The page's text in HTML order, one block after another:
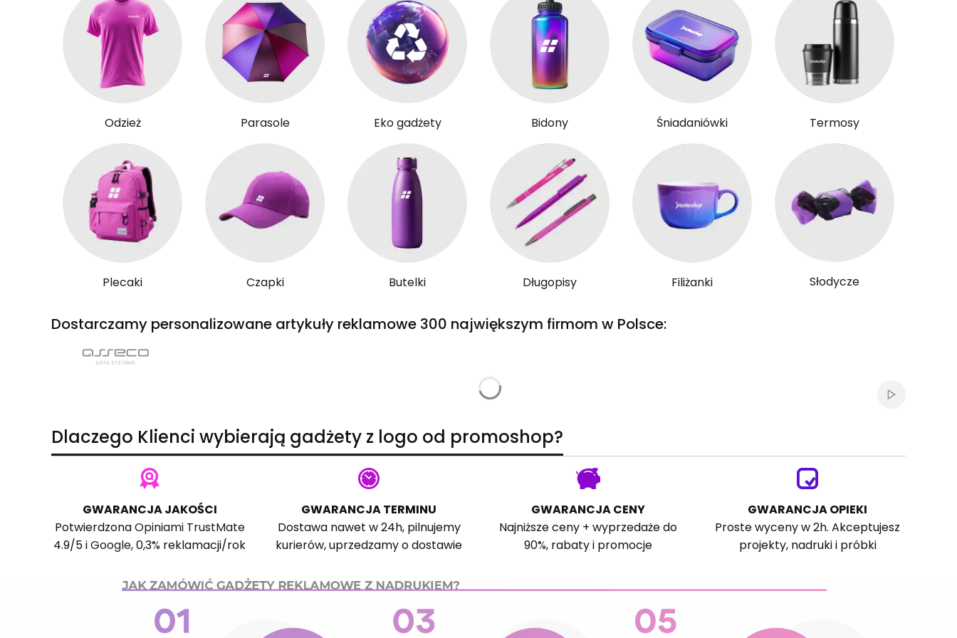
Odzież Parasole Eko gadżety Bidony Śniadaniówki Termosy
Plecaki Czapki Butelki Długopisy Filiżanki Słodycze
Dostarczamy personalizowane artykuły reklamowe 300 największym firmom w Polsce:
Włącz
Dlaczego Klienci wybierają gadżety z logo od promoshop?
GWARANCJA JAKOŚCI
PotwierdzonaOpiniami TrustMate
4.9/5 iGoogle, 0,3% reklamacji/rok
GWARANCJA TERMINU
Dostawa nawet w 24h, pilnujemy
kurierów, uprzedzamy o dostawie
GWARANCJA CENY
Najniższe ceny + wyprzedaże do
90%, rabaty i promocje
GWARANCJA OPIEKI
Proste wyceny w 2h. Akceptujesz
projekty, nadruki i próbki